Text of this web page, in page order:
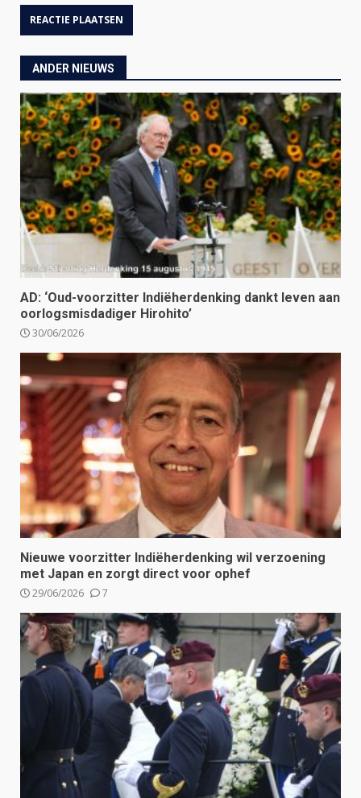
ANDER NIEUWS
AD: ‘Oud-voorzitter Indiëherdenking dankt leven aan
oorlogsmisdadiger Hirohito’
30/06/2026
Nieuwe voorzitter Indiëherdenking wil verzoening
met Japan en zorgt direct voor ophef
29/06/2026 7